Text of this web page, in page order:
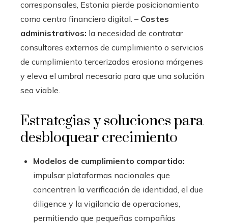
corresponsales, Estonia pierde posicionamiento
como centro financiero digital. – Costes
administrativos: la necesidad de contratar
consultores externos de cumplimiento o servicios
de cumplimiento tercerizados erosiona márgenes
y eleva el umbral necesario para que una solución
sea viable.
Estrategias y soluciones para
desbloquear crecimiento
Modelos de cumplimiento compartido:
impulsar plataformas nacionales que
concentren la verificación de identidad, el due
diligence y la vigilancia de operaciones,
permitiendo que pequeñas compañías